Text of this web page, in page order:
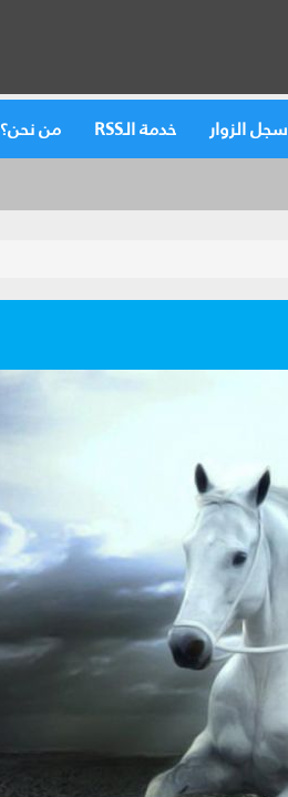
سجل الزوار خدمة الـRSS من نحن؟